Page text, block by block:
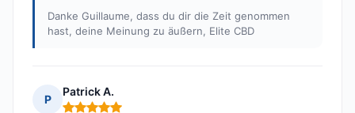
Danke Guillaume, dass du dir die Zeit genommen
hast, deine Meinung zu äußern, Elite CBD
P
Patrick A.